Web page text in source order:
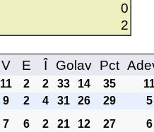
0
2
V E Î Golav Pct
11 2 2 33 14 35
9 2 4 31 26 29
5
7 6 2 21 12 27
6